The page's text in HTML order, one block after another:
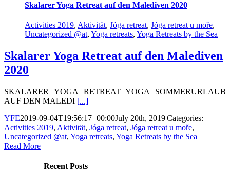
Skalarer Yoga Retreat auf den Malediven 2020
Activities 2019, Aktivität, Jóga retreat, Jóga retreat u moře,
Uncategorized @at, Yoga retreats, Yoga Retreats by the Sea
Skalarer Yoga Retreat auf den Malediven
2020
SKALARER YOGA RETREAT YOGA SOMMERURLAUB
AUF DEN MALEDI [...]
YFE2019-09-04T19:56:17+00:00July 20th, 2019|Categories:
Activities 2019, Aktivität, Jóga retreat, Jóga retreat u moře,
Uncategorized @at, Yoga retreats, Yoga Retreats by the Sea|
Read More
Recent Posts